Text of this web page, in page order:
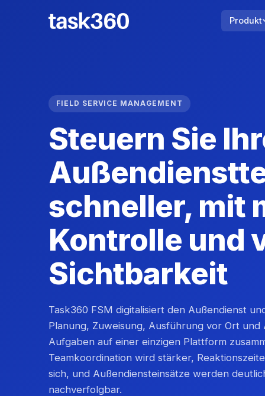
Produkt
FIELD SERVICE MANAGEMENT
Steuern Sie
schneller, mit
Kontrolle und
Sichtbarkeit
Task360 FSM digitalisiert den Außendienst
Planung, Zuweisung, Ausführung vor Ort und
Aufgaben auf einer einzigen Plattform
Teamkoordination wird stärker,
sich, und Außendiensteinsätze werden
nachverfolgbar.